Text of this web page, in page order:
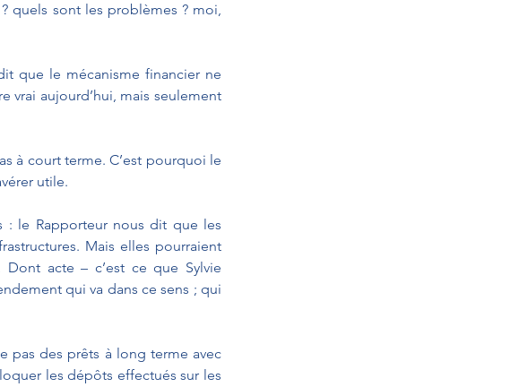
quels sont les problèmes ? moi,
que le mécanisme financier ne
vrai aujourd’hui, mais seulement
à court terme. C’est pourquoi le
utile.
: le Rapporteur nous dit que les
Mais elles pourraient
acte – c’est ce que Sylvie
qui va dans ce sens ; qui
pas des prêts à long terme avec
les dépôts effectués sur les